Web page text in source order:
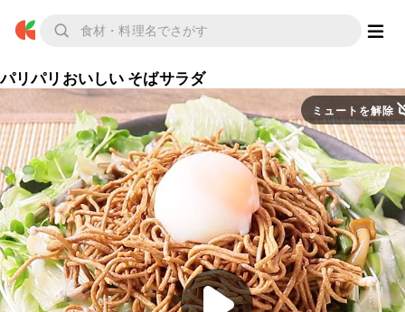
パリパリおいしい そばサラダ
ミュートを解除